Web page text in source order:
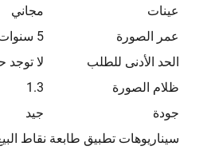
عينات
مجاني
عمر الصورة
5 سنوات
الحد الأدنى للطلب
لا توجد
ظلام الصورة
1.3
جودة
جيد
سيناريوهات تطبيق طابعة نقاط